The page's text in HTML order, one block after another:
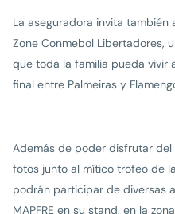
La aseguradora invita también
Zone Conmebol Libertadores,
que toda la familia pueda vivir
final entre Palmeiras y
Además de poder disfrutar
fotos junto al mítico trofeo de
podrán participar de diversas
MAPFRE en su stand, en la